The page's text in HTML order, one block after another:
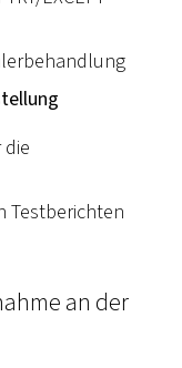
Testberichten
an der